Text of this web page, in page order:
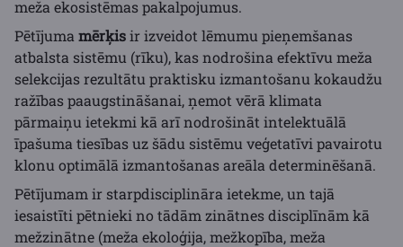
meža ekosistēmas pakalpojumus.
Pētījuma mērķisir izveidot lēmumu pieņemšanas
atbalsta sistēmu (rīku), kas nodrošina efektīvu meža
selekcijas rezultātu praktisku izmantošanu kokaudžu
ražības paaugstināšanai, ņemot vērā klimata
pārmaiņu ietekmi kā arī nodrošināt intelektuālā
īpašuma tiesības uz šādu sistēmu veģetatīvi pavairotu
klonu optimālā izmantošanas areāla determinēšanā.
Pētījumam ir starpdisciplināra ietekme, un tajā
iesaistīti pētnieki no tādām zinātnes disciplīnām kā
mežzinātne (meža ekoloģija, mežkopība, meža